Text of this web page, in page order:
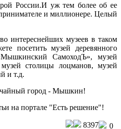
России.И уж тем более об ее
и миллионере. Целый
интереснейших музеев в таком
посетить музей деревянного
СамоходЪ», музей
столицы лоцманов, музей
и т.д.
город - Мышкин!
на портале "Есть решение"!
0
8397